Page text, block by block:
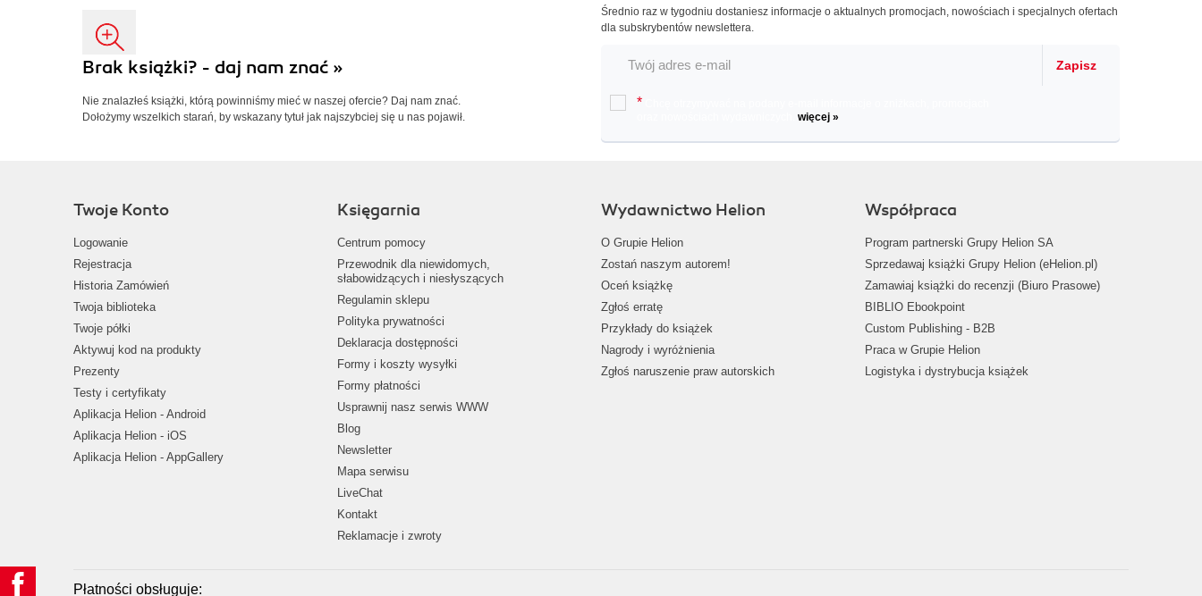
Brak książki? - daj nam znać »
Nie znalazłeś książki, którą powinniśmy mieć w naszej ofercie? Daj nam znać.
Dołożymy wszelkich starań, by wskazany tytuł jak najszybciej się u nas pojawił.
Średnio raz w tygodniu dostaniesz informacje o aktualnych promocjach, nowościach i specjalnych ofertach
dla subskrybentów newslettera.
Zapisz
*
więcej »
Twoje Konto
Logowanie
Rejestracja
Historia Zamówień
Twoja biblioteka
Twoje półki
Aktywuj kod na produkty
Prezenty
Testy i certyfikaty
Aplikacja Helion - Android
Aplikacja Helion - iOS
Aplikacja Helion - AppGallery
Księgarnia
Centrum pomocy
Przewodnik dla niewidomych,
słabowidzących i niesłyszących
Regulamin sklepu
Polityka prywatności
Deklaracja dostępności
Formy i koszty wysyłki
Formy płatności
Usprawnij nasz serwis WWW
Blog
Newsletter
Mapa serwisu
LiveChat
Kontakt
Reklamacje i zwroty
Wydawnictwo Helion
O Grupie Helion
Zostań naszym autorem!
Oceń książkę
Zgłoś erratę
Przykłady do książek
Nagrody i wyróżnienia
Zgłoś naruszenie praw autorskich
Współpraca
Program partnerski Grupy Helion SA
Sprzedawaj książki Grupy Helion (eHelion.pl)
Zamawiaj książki do recenzji (Biuro Prasowe)
BIBLIO Ebookpoint
Custom Publishing - B2B
Praca w Grupie Helion
Logistyka i dystrybucja książek
Płatności obsługuje: